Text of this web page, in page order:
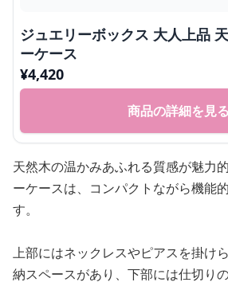
ジュエリーボックス 大人上品
ーケース
¥4,420
商品の詳細を見る
天然木の温かみあふれる質感が魅力
ーケースは、コンパクトながら機能
す。
上部にはネックレスやピアスを掛け
納スペースがあり、下部には仕切り